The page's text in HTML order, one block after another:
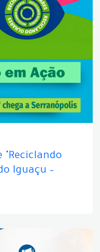
"Reciclando
Iguaçu –